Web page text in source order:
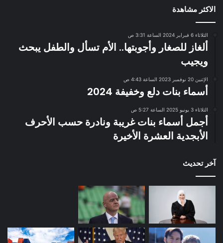
الاكثر مشاهدة
الثلاثاء 6 فبراير 2024 الساعة 3:31 ص
ألغاز للصغار وأجوبتها.. الأم تسأل والطفل يبحث
ويجيب
الإثنين 20 نوفمبر 2023 الساعة 4:43 ص
أسماء بنات دلع وخفيفة 2024
الثلاثاء 3 يونيو 2025 الساعة 5:27 ص
أجمل أسماء بنات غريبة ونادرة حسب الأحرف
الأبجدية العشرة الأخيرة
آخر تحديث